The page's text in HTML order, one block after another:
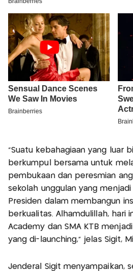
"Suatu kebahagiaan yang luar
berkumpul bersama untuk
pembukaan dan peresmian
sekolah unggulan yang menjadi
Presiden dalam membangun
berkualitas. Alhamdulillah, hari
Academy dan SMA KTB
yang di-launching," jelas Sigit,
Jenderal Sigit menyampaikan,